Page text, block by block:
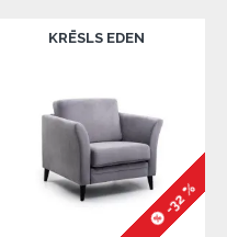
KRĒSLS EDEN
-32 %